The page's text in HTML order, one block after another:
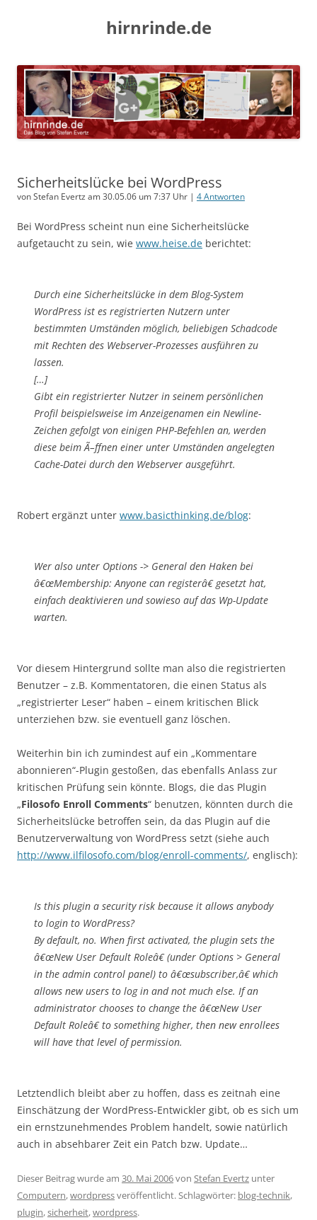
hirnrinde.de
Sicherheitslücke bei WordPress
von Stefan Evertz am 30.05.06 um 7:37 Uhr | 4 Antworten
Bei WordPress scheint nun eine Sicherheitslücke
aufgetaucht zu sein, wie www.heise.de berichtet:
Durch eine Sicherheitslücke in dem Blog-System
WordPress ist es registrierten Nutzern unter
bestimmten Umständen möglich, beliebigen Schadcode
mit Rechten des Webserver-Prozesses ausführen zu
lassen.
[…]
Gibt ein registrierter Nutzer in seinem persönlichen
Profil beispielsweise im Anzeigenamen ein Newline-
Zeichen gefolgt von einigen PHP-Befehlen an, werden
diese beim Ã–ffnen einer unter Umständen angelegten
Cache-Datei durch den Webserver ausgeführt.
Robert ergänzt unter www.basicthinking.de/blog:
Wer also unter Options -> General den Haken bei
â€œMembership: Anyone can registerâ€ gesetzt hat,
einfach deaktivieren und sowieso auf das Wp-Update
warten.
Vor diesem Hintergrund sollte man also die registrierten
Benutzer – z.B. Kommentatoren, die einen Status als
„registrierter Leser“ haben – einem kritischen Blick
unterziehen bzw. sie eventuell ganz löschen.
Weiterhin bin ich zumindest auf ein „Kommentare
abonnieren“-Plugin gestoßen, das ebenfalls Anlass zur
kritischen Prüfung sein könnte. Blogs, die das Plugin
„Filosofo Enroll Comments“ benutzen, könnten durch die
Sicherheitslücke betroffen sein, da das Plugin auf die
Benutzerverwaltung von WordPress setzt (siehe auch
http://www.ilfilosofo.com/blog/enroll-comments/, englisch):
Is this plugin a security risk because it allows anybody
to login to WordPress?
By default, no. When first activated, the plugin sets the
â€œNew User Default Roleâ€ (under Options > General
in the admin control panel) to â€œsubscriber,â€ which
allows new users to log in and not much else. If an
administrator chooses to change the â€œNew User
Default Roleâ€ to something higher, then new enrollees
will have that level of permission.
Letztendlich bleibt aber zu hoffen, dass es zeitnah eine
Einschätzung der WordPress-Entwickler gibt, ob es sich um
ein ernstzunehmendes Problem handelt, sowie natürlich
auch in absehbarer Zeit ein Patch bzw. Update…
Dieser Beitrag wurde am 30. Mai 2006von Stefan Evertz unter
Computern,wordpressveröffentlicht. Schlagwörter: blog-technik,
plugin,sicherheit,wordpress.